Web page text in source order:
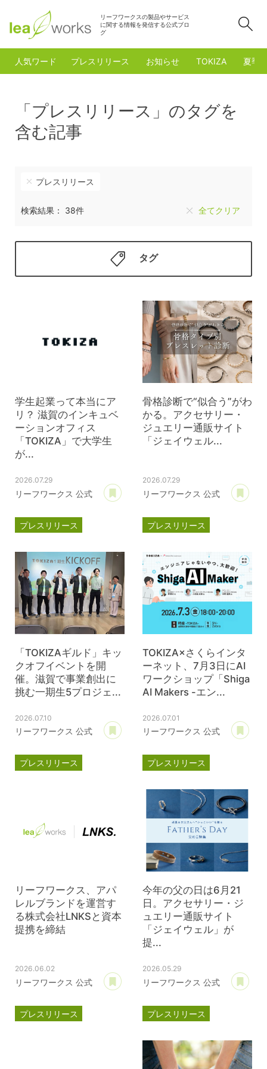
リーフワークスの製品やサービス
に関する情報を発信する公式ブロ
グ
人気ワード プレスリリース お知らせ TOKIZA 夏季
「プレスリリース」のタグを
含む記事
プレスリリース
検索結果： 38件 全てクリア
タグ
学生起業って本当にア
リ？ 滋賀のインキュベ
ーションオフィス
「TOKIZA」で大学生
が...
2026.07.29
リーフワークス 公式
あとで読む
プレスリリース
骨格診断で“似合う”がわ
かる。アクセサリー・
ジュエリー通販サイト
「ジェイウェル...
2026.07.29
リーフワークス 公式
プレスリリース
「TOKIZAギルド」キッ
クオフイベントを開
催。滋賀で事業創出に
挑む一期生5プロジェ...
2026.07.10
リーフワークス 公式
あとで読む
プレスリリース
TOKIZA×さくらインタ
ーネット、7月3日にAI
ワークショップ「Shiga
AI Makers -エン...
2026.07.01
リーフワークス 公式
プレスリリース
リーフワークス、アパ
レルブランドを運営す
る株式会社LNKSと資本
提携を締結
2026.06.02
リーフワークス 公式
あとで読む
プレスリリース
今年の父の日は6月21
日。アクセサリー・ジ
ュエリー通販サイト
「ジェイウェル」が
提...
2026.05.29
リーフワークス 公式
プレスリリース